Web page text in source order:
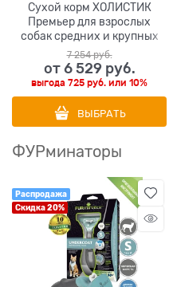
Сухой корм ХОЛИСТИК
Премьер для взрослых
собак средних и крупных
пород с уткой и рисом.
7 254 руб.
от 6 529 руб.
выгода 725 руб. или 10%
ВЫБРАТЬ
ФУРминаторы
Распродажа
Скидка 20%